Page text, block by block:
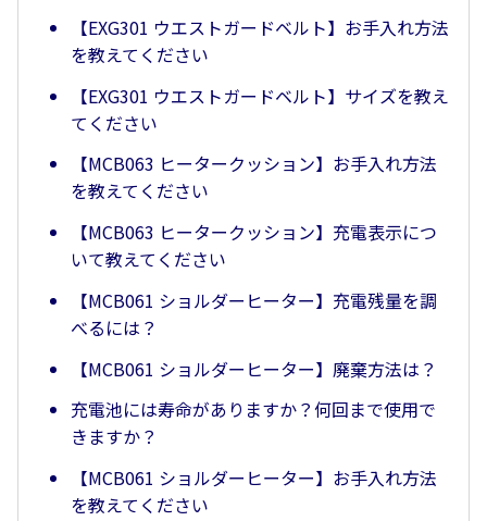
【EXG301 ウエストガードベルト】お手入れ方法
を教えてください
【EXG301 ウエストガードベルト】サイズを教え
てください
【MCB063 ヒータークッション】お手入れ方法
を教えてください
【MCB063 ヒータークッション】充電表示につ
いて教えてください
【MCB061 ショルダーヒーター】充電残量を調
べるには？
【MCB061 ショルダーヒーター】廃棄方法は？
充電池には寿命がありますか？何回まで使用で
きますか？
【MCB061 ショルダーヒーター】お手入れ方法
を教えてください